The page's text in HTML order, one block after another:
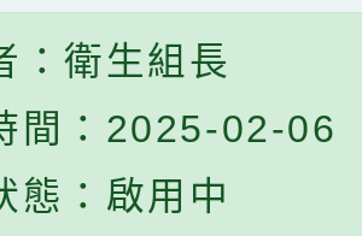
：衛生組長
間：2025-02-06
態：啟用中